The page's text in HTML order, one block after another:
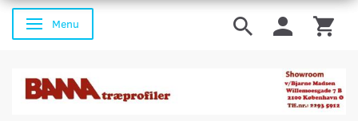
Skifte navigation
Menu